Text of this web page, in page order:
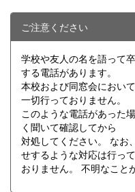
ご注意ください
学校や友人の名を語って
する電話があります。
本校および同窓会におい
一切行っておりません。
このような電話があった
く聞いて確認してから
対処してください。 なお
せするような対応は行って
おりません。 不明なこと